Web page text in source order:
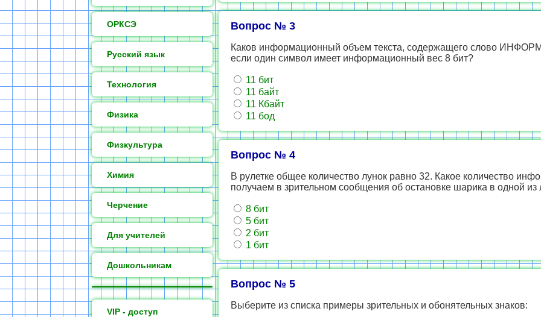
ОРКСЭ
Русский язык
Технология
Физика
Физкультура
Химия
Черчение
Для учителей
Дошкольникам
VIP - доступ
Вопрос № 3
Каков информационный объем текста, содержащего слово
если один символ имеет информационный вес 8 бит?
11 бит
11 байт
11 Кбайт
11 бод
Вопрос № 4
В рулетке общее количество лунок равно 32. Какое количество
получаем в зрительном сообщения об остановке шарика в одной из
8 бит
5 бит
2 бит
1 бит
Вопрос № 5
Выберите из списка примеры зрительных и обонятельных знаков: